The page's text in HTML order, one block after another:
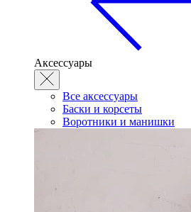
Аксессуары
Все аксессуары
Баски и корсеты
Воротники и манишки